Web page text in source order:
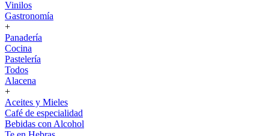
Vinilos
Gastronomía
+
Panadería
Cocina
Pastelería
Todos
Alacena
+
Aceites y Mieles
Café de especialidad
Bebidas con Alcohol